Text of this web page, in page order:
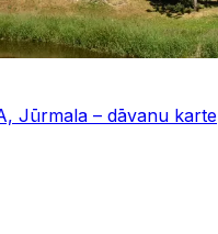
Jūrmala – dāvanu karte